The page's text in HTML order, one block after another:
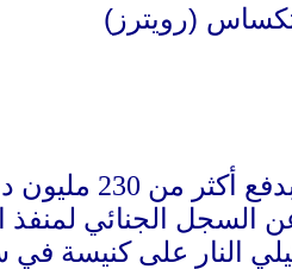
(رويترز)
أمر قاض فدرالي في
باتريك كيلي النار